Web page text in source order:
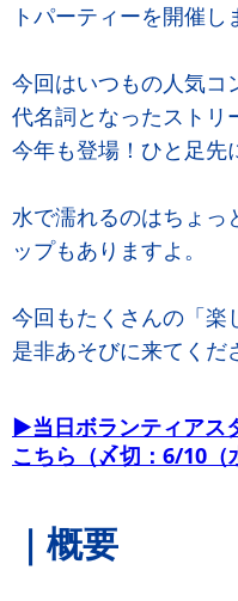
トパーティーを開催し
今回はいつもの人気コ
代名詞となったストリ
今年も登場！ひと足先
水で濡れるのはちょっ
ップもありますよ。
今回もたくさんの「
是非あそびに来てくだ
‍▶当日ボランティアス
こちら（〆切：6/10（
｜概要